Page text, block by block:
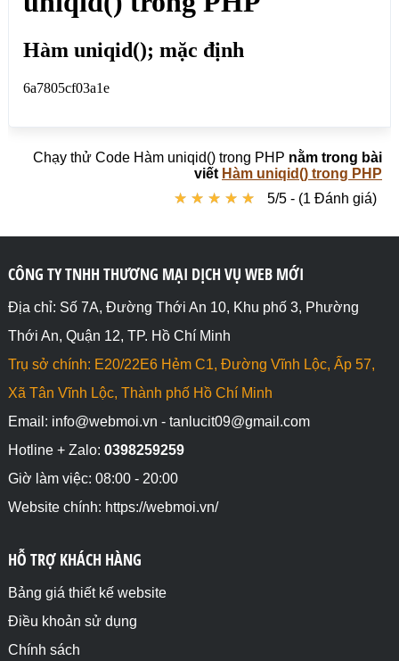
Chạy thử Code Hàm uniqid() trong PHP nằm trong bài
viết Hàm uniqid() trong PHP
★ ★ ★ ★ ★
★ ★ ★ ★ ★ 5/5 - (1 Đánh giá)
CÔNG TY TNHH THƯƠNG MẠI DỊCH VỤ WEB MỚI
Địa chỉ: Số 7A, Đường Thới An 10, Khu phố 3, Phường
Thới An, Quận 12, TP. Hồ Chí Minh
Trụ sở chính: E20/22E6 Hẻm C1, Đường Vĩnh Lộc, Ấp 57,
Xã Tân Vĩnh Lộc, Thành phố Hồ Chí Minh
Email: info@webmoi.vn - tanlucit09@gmail.com
Hotline + Zalo: 0398259259
Giờ làm việc: 08:00 - 20:00
Website chính: https://webmoi.vn/
HỖ TRỢ KHÁCH HÀNG
Bảng giá thiết kế website
Điều khoản sử dụng
Chính sách